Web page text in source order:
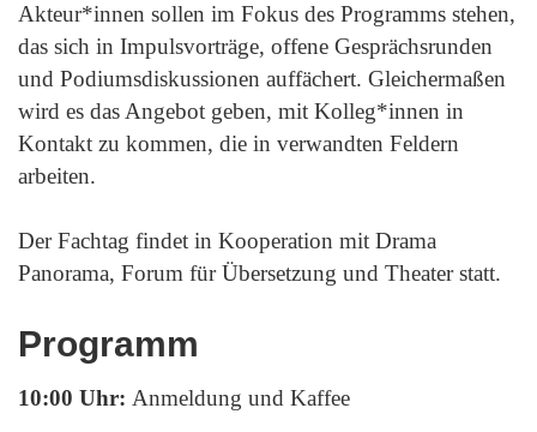
Akteur*innen sollen im Fokus des Programms stehen,
das sich in Impulsvorträge, offene Gesprächsrunden
und Podiumsdiskussionen auffächert. Gleichermaßen
wird es das Angebot geben, mit Kolleg*innen in
Kontakt zu kommen, die in verwandten Feldern
arbeiten.
Der Fachtag findet in Kooperation mit Drama
Panorama, Forum für Übersetzung und Theater statt.
Programm
10:00 Uhr: Anmeldung und Kaffee